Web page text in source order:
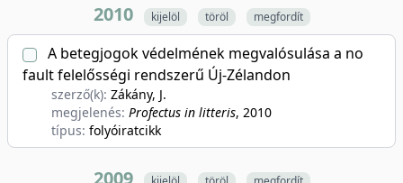
2010 kijelöl töröl megfordít
A betegjogok védelmének megvalósulása a no
fault felelősségi rendszerű Új-Zélandon
szerző(k): Zákány, J.
megjelenés: Profectus in litteris, 2010
típus: folyóiratcikk
2009